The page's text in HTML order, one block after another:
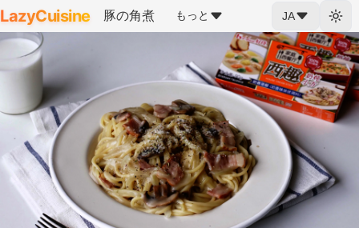
LazyCuisine 豚の角煮 もっと JA